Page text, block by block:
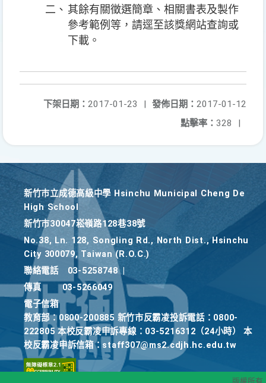
二、 其餘有關徵選簡章、相關書表及製作
參考範例等，請逕至該獎網站查詢或
下載。
發佈日期： 2017-01-12
下架日期： 2017-01-23
|
點擊率： 328 |
新竹巿立成德高級中學 Hsinchu Municipal Cheng De
High School
新竹巿30047崧嶺路128巷38號
No.38, Ln. 128, Songling Rd., North Dist., Hsinchu
City 300079, Taiwan (R.O.C.)
聯絡電話
03-5258748
傳真
03-5266049
電子信箱
教育部：0800-200885 新竹市反霸凌投訴電話：0800-
222805 本校反霸凌申訴專線：03-5216312（24小時） 本
校反霸凌申訴信箱：staff307@ms2.cdjh.hc.edu.tw
版權所有